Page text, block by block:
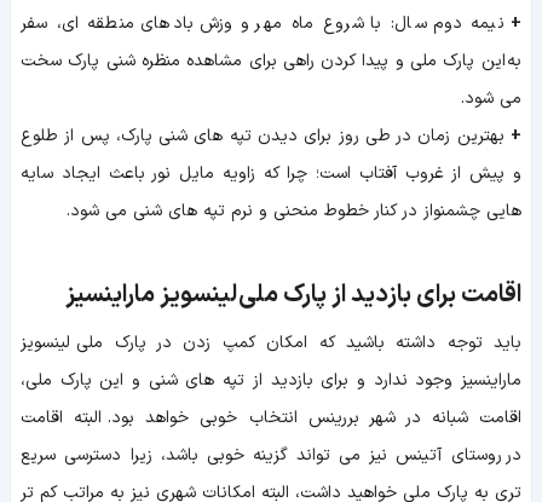
+ نیمه دوم سال: با شروع ماه مهر و وزش بادهای منطقه ای، سفر
به این پارک ملی و پیدا کردن راهی برای مشاهده منظره شنی پارک سخت
می شود.
+ بهترین زمان در طی روز برای دیدن تپه های شنی پارک، پس از طلوع
و پیش از غروب آفتاب است؛ چرا که زاویه مایل نور باعث ایجاد سایه
هایی چشمنواز در کنار خطوط منحنی و نرم تپه های شنی می شود.
اقامت برای بازدید از پارک ملی لینسویز ماراینسیز
باید توجه داشته باشید که امکان کمپ زدن در پارک ملی لینسویز
ماراینسیز وجود ندارد و برای بازدید از تپه های شنی و این پارک ملی،
اقامت شبانه در شهر بررینس انتخاب خوبی خواهد بود. البته اقامت
در روستای آتینس نیز می تواند گزینه خوبی باشد، زیرا دسترسی سریع
تری به پارک ملی خواهید داشت، البته امکانات شهری نیز به مراتب کم تر